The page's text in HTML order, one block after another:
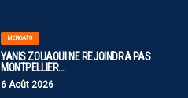
MERCATO
YANIS ZOUAOUI NE REJOINDRA PAS
MONTPELLIER…
6 Août 2026